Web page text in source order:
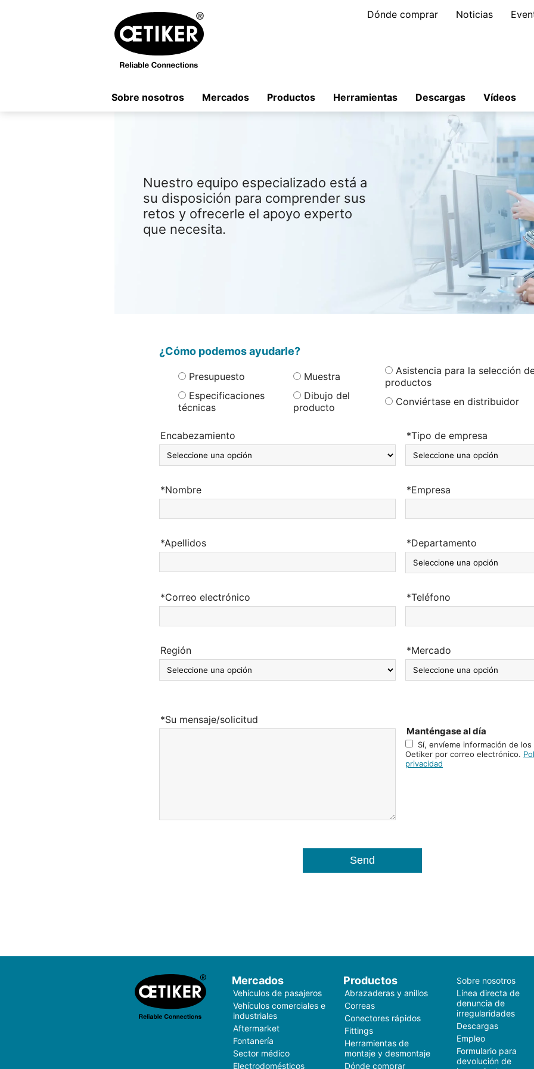
Dónde comprar Noticias
Sobre nosotros Mercados Productos Herramientas Descargas Vídeos
Nuestro equipo especializado está a
su disposición para comprender sus
retos y ofrecerle el apoyo experto
que necesita.
¿Cómo podemos ayudarle?
Presupuesto Muestra
Asistencia para la selección
productos
Especificaciones
técnicas
Dibujo del
producto
Conviértase en distribuidor
Encabezamiento *Tipo de empresa
*Nombre *Empresa
*Apellidos *Departamento
*Correo electrónico *Teléfono
Región *Mercado
*Su mensaje/solicitud
Manténgase al día
Sí, envíeme información de
Oetiker por correo electrónico.
privacidad
Mercados
Vehículos de pasajeros
Vehículos comerciales e
industriales
Aftermarket
Fontanería
Sector médico
Electrodomésticos
Productos
Abrazaderas y anillos
Correas
Conectores rápidos
Fittings
Herramientas de
montaje y desmontaje
Dónde comprar
Sobre nosotros
Línea directa de
denuncia de
irregularidades
Descargas
Empleo
Formulario para
devolución de